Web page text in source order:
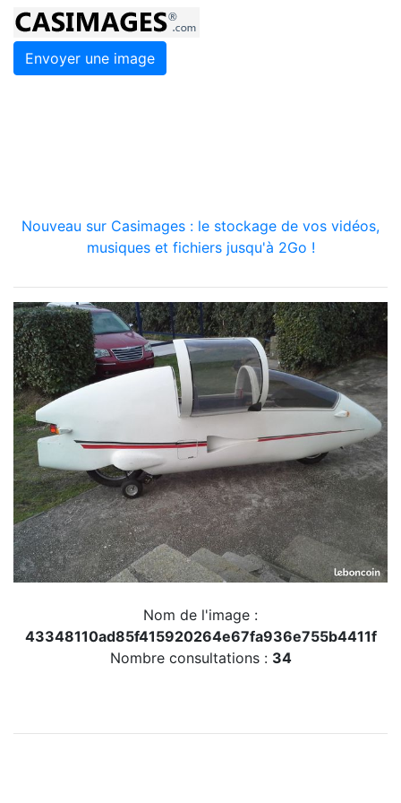
Envoyer une image
Nouveau sur Casimages : le stockage de vos vidéos,
musiques et fichiers jusqu'à 2Go !
Nom de l'image :
43348110ad85f415920264e67fa936e755b4411f
Nombre consultations : 34